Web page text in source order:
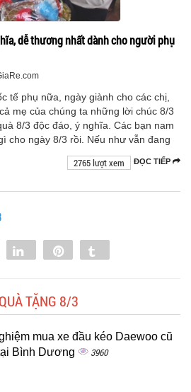
dễ thương nhất dành cho người phụ
tế phụ nữa, ngày giành cho các chị,
mẹ của chúng ta những lời chúc 8/3
8/3 độc đáo, ý nghĩa. Các bạn nam
cho ngày 8/3 rồi. Nếu như vẫn đang
ĐỌC TIẾP
2765 lượt xem
Tweet Share
TẶNG 8/3
mua xe đầu kéo Daewoo cũ
Bình Dương
3960